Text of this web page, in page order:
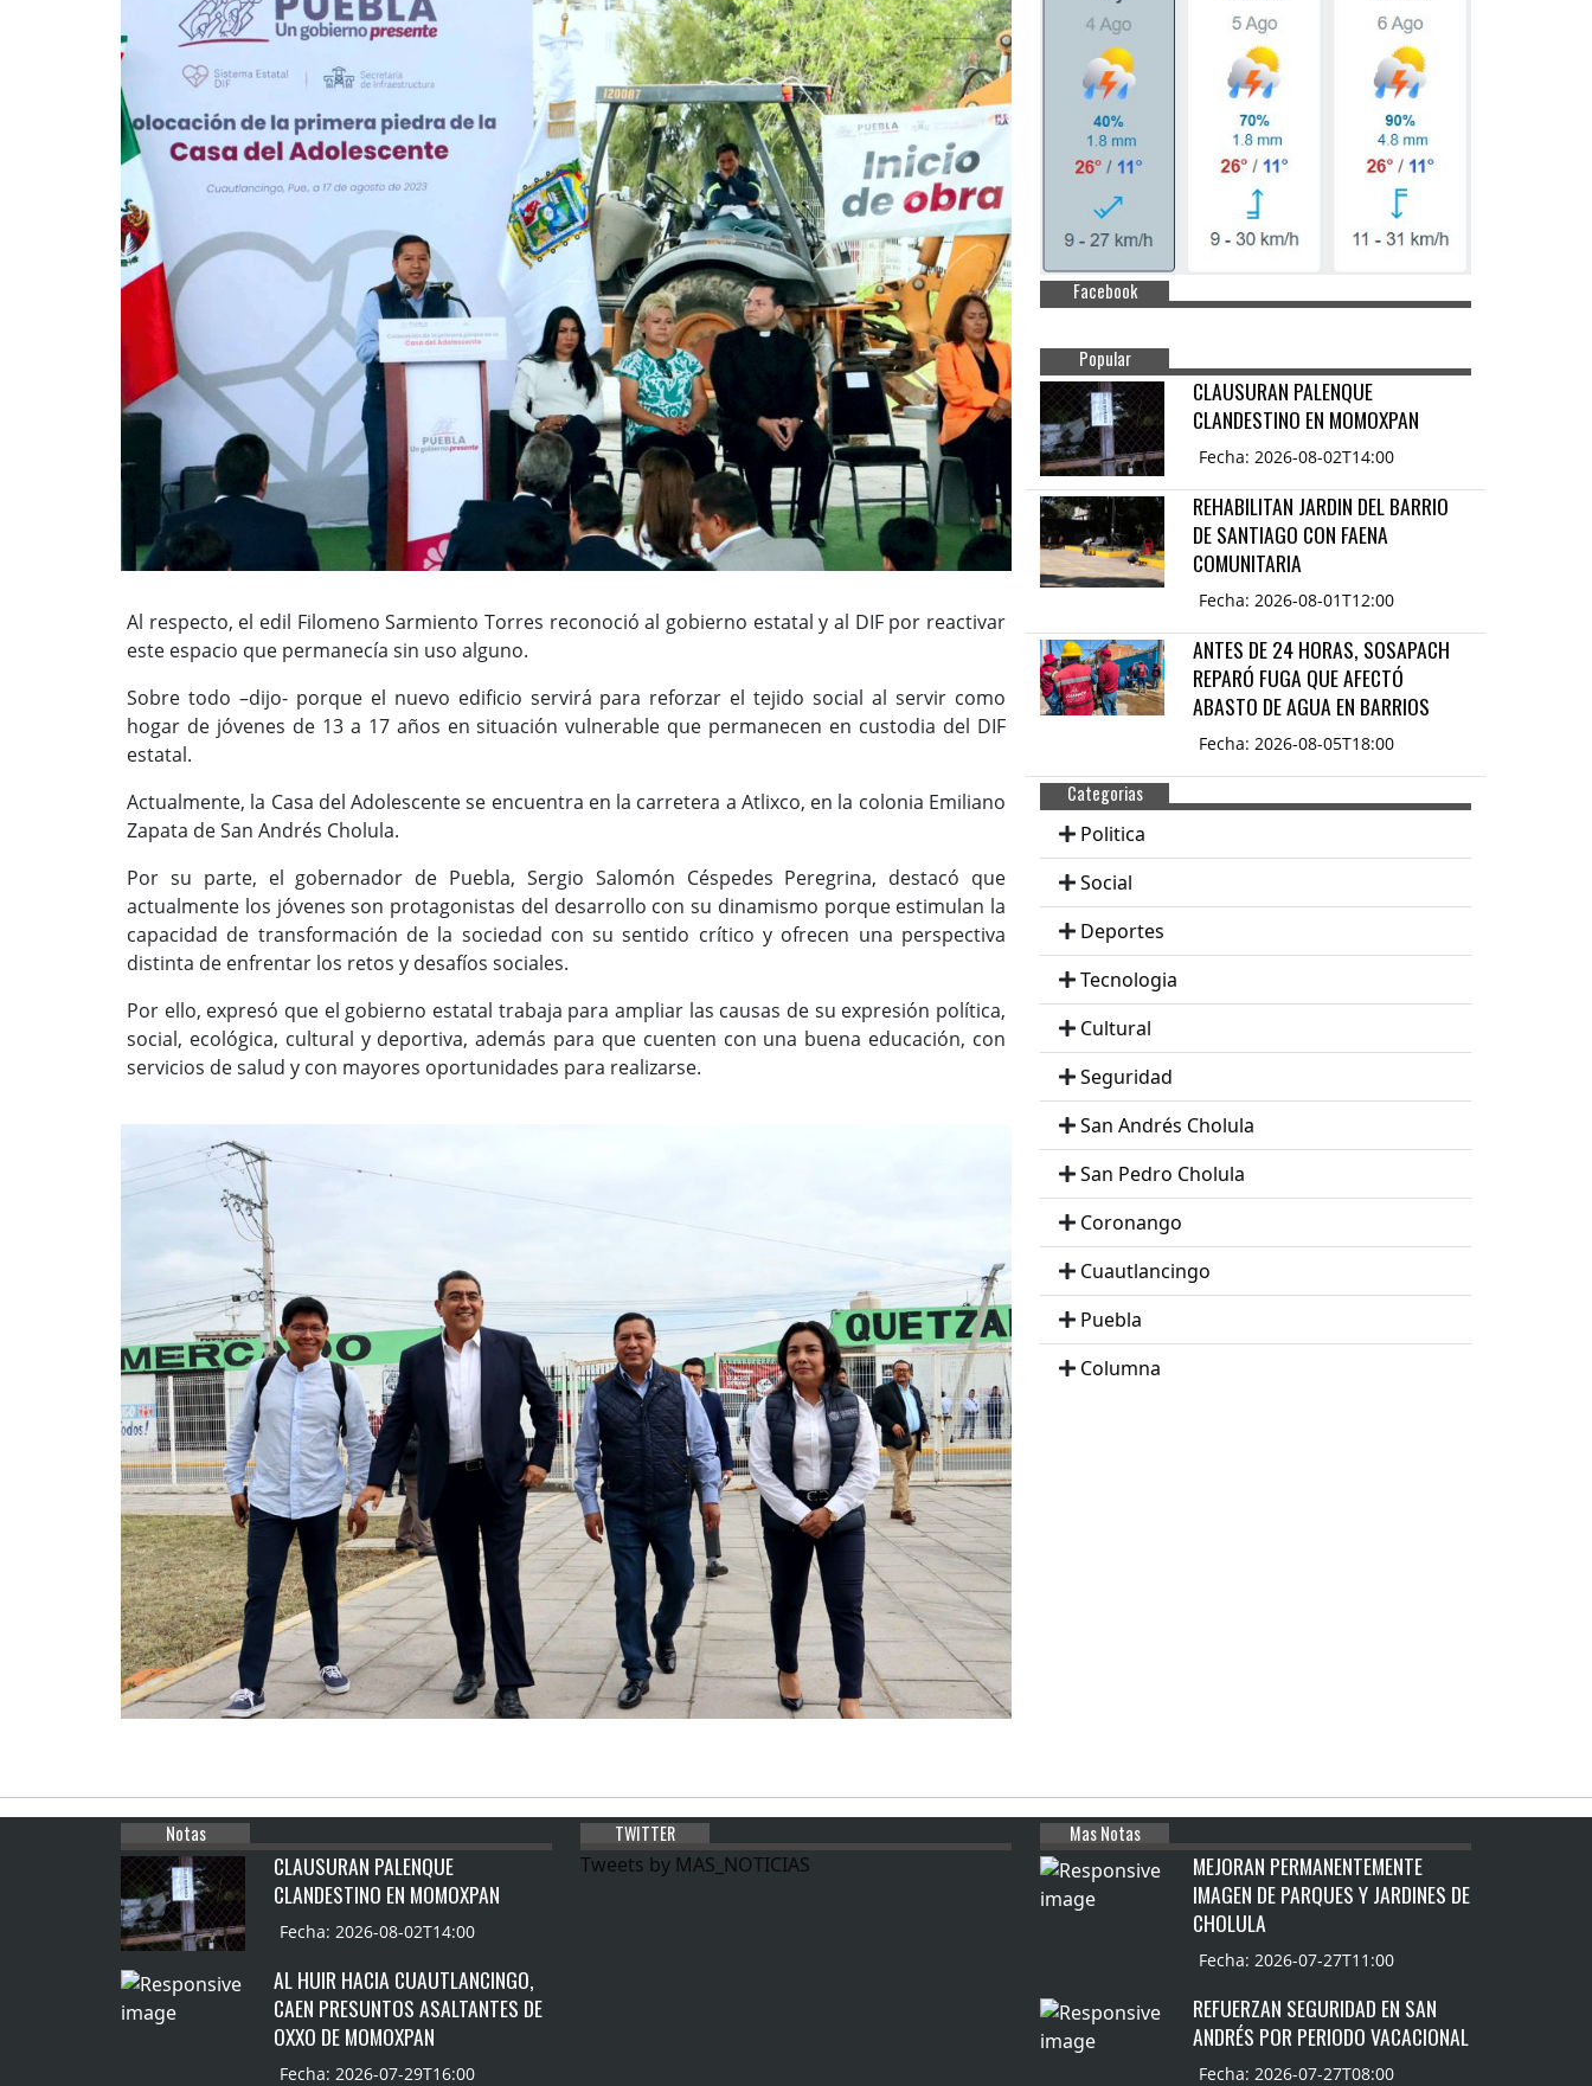
Al respecto, el edil Filomeno Sarmiento Torres reconoció al gobierno estatal y al DIF por reactivar
este espacio que permanecía sin uso alguno.
Sobre todo –dijo- porque el nuevo edificio servirá para reforzar el tejido social al servir como
hogar de jóvenes de 13 a 17 años en situación vulnerable que permanecen en custodia del DIF
estatal.
Actualmente, la Casa del Adolescente se encuentra en la carretera a Atlixco, en la colonia Emiliano
Zapata de San Andrés Cholula.
Por su parte, el gobernador de Puebla, Sergio Salomón Céspedes Peregrina, destacó que
actualmente los jóvenes son protagonistas del desarrollo con su dinamismo porque estimulan la
capacidad de transformación de la sociedad con su sentido crítico y ofrecen una perspectiva
distinta de enfrentar los retos y desafíos sociales.
Por ello, expresó que el gobierno estatal trabaja para ampliar las causas de su expresión política,
social, ecológica, cultural y deportiva, además para que cuenten con una buena educación, con
servicios de salud y con mayores oportunidades para realizarse.
Facebook
Popular
CLAUSURAN PALENQUE
CLANDESTINO EN MOMOXPAN
Fecha: 2026-08-02T14:00
REHABILITAN JARDIN DEL BARRIO
DE SANTIAGO CON FAENA
COMUNITARIA
Fecha: 2026-08-01T12:00
ANTES DE 24 HORAS, SOSAPACH
REPARÓ FUGA QUE AFECTÓ
ABASTO DE AGUA EN BARRIOS
Fecha: 2026-08-05T18:00
Categorias
Politica
Social
Deportes
Tecnologia
Cultural
Seguridad
San Andrés Cholula
San Pedro Cholula
Coronango
Cuautlancingo
Puebla
Columna
Notas
CLAUSURAN PALENQUE
CLANDESTINO EN MOMOXPAN
Fecha: 2026-08-02T14:00
AL HUIR HACIA CUAUTLANCINGO,
CAEN PRESUNTOS ASALTANTES DE
OXXO DE MOMOXPAN
Fecha: 2026-07-29T16:00
TWITTER
Tweets by MAS_NOTICIAS
Mas Notas
MEJORAN PERMANENTEMENTE
IMAGEN DE PARQUES Y JARDINES DE
CHOLULA
Fecha: 2026-07-27T11:00
REFUERZAN SEGURIDAD EN SAN
ANDRÉS POR PERIODO VACACIONAL
Fecha: 2026-07-27T08:00